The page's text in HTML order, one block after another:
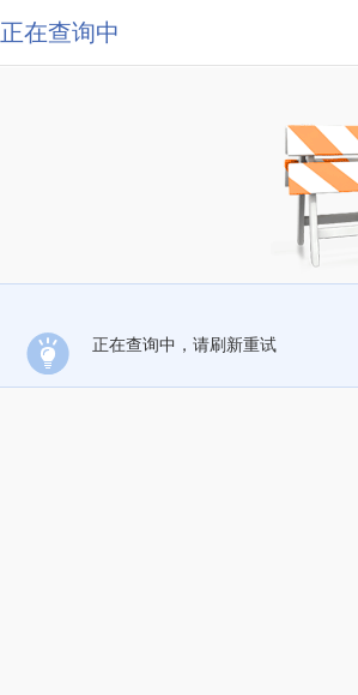
正在查询中
正在查询中，请刷新重试